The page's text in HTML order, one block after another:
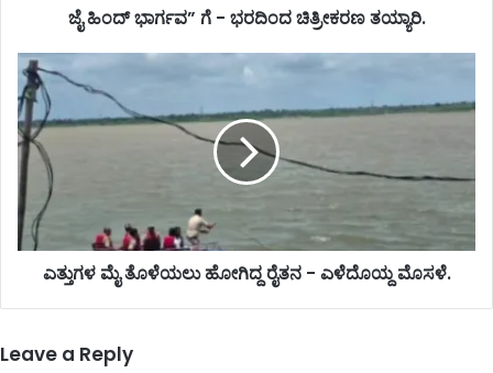
ಜೈ ಹಿಂದ್ ಭಾರ್ಗವ” ಗೆ - ಭರದಿಂದ ಚಿತ್ರೀಕರಣ ತಯ್ಯಾರಿ.
ಎತ್ತುಗಳ ಮೈ ತೊಳೆಯಲು ಹೋಗಿದ್ದ ರೈತನ - ಎಳೆದೊಯ್ದ ಮೊಸಳೆ.
Leave a Reply